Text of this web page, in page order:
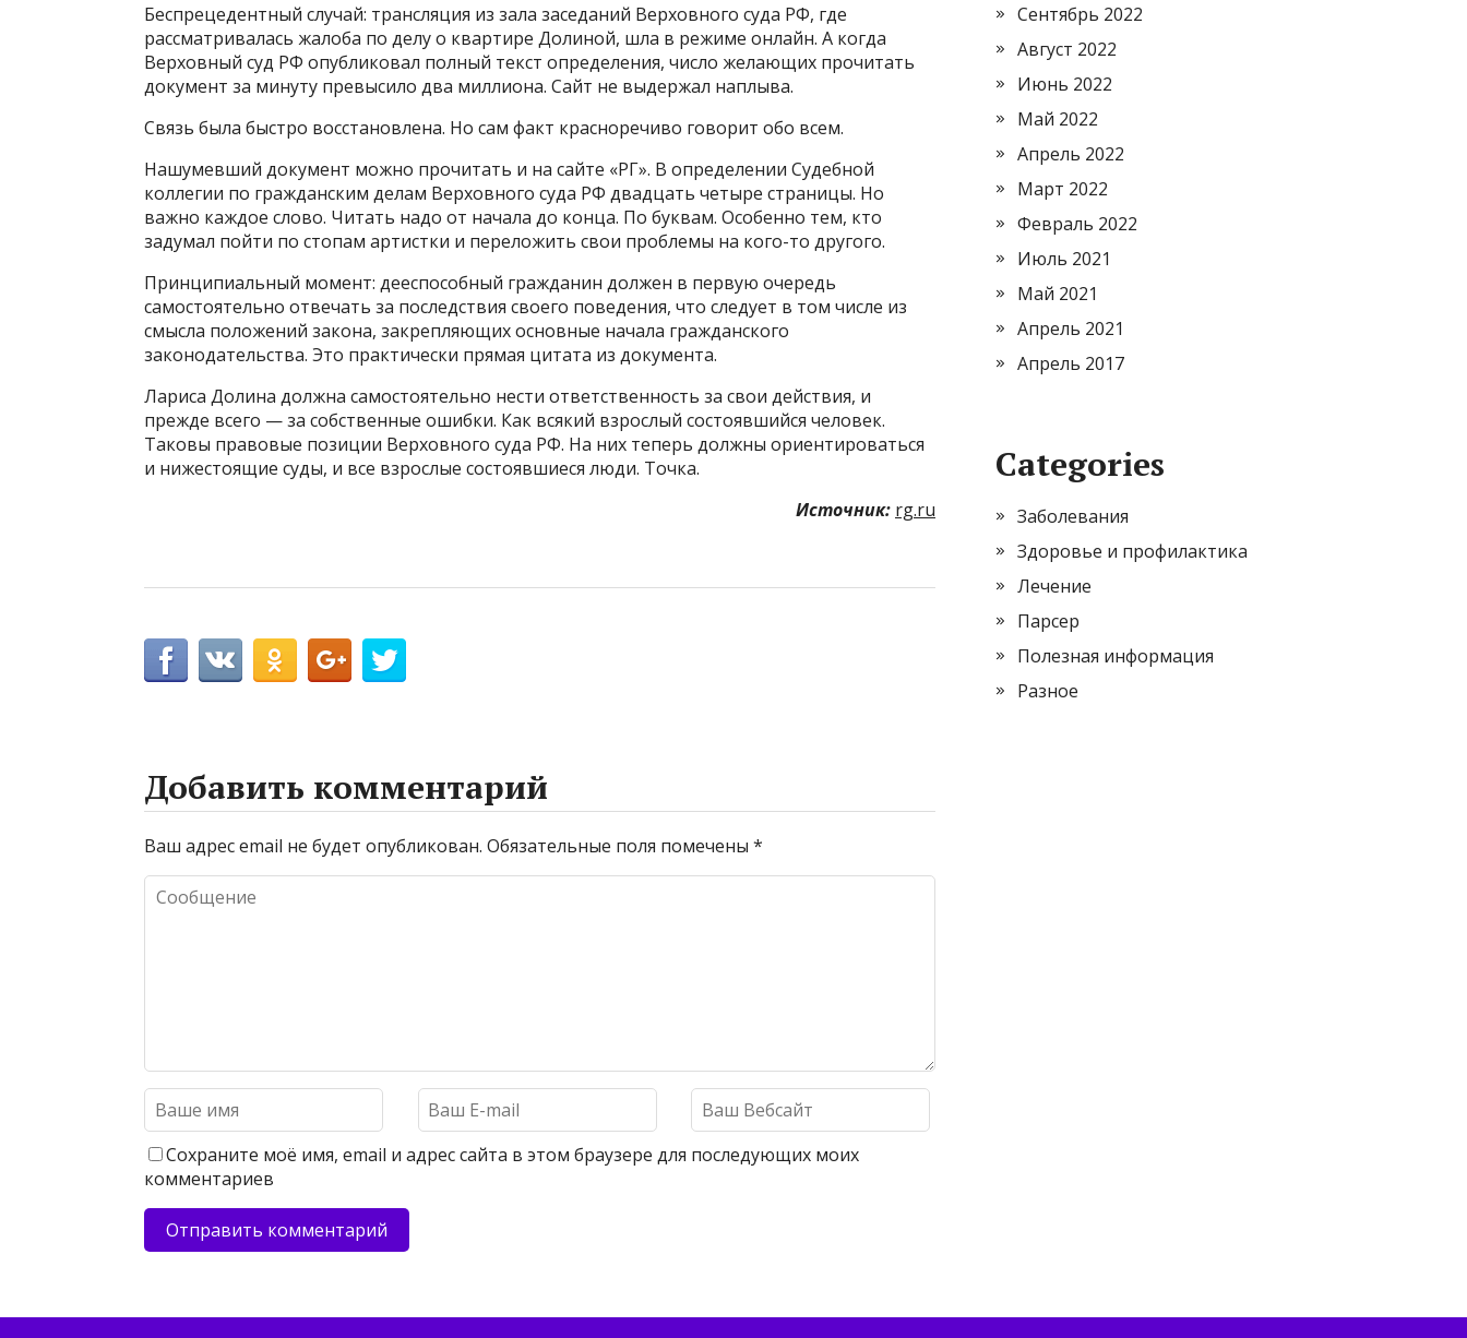
Беспрецедентный случай: трансляция из зала заседаний Верховного суда РФ, где
рассматривалась жалоба по делу о квартире Долиной, шла в режиме онлайн. А когда
Верховный суд РФ опубликовал полный текст определения, число желающих прочитать
документ за минуту превысило два миллиона. Сайт не выдержал наплыва.
Связь была быстро восстановлена. Но сам факт красноречиво говорит обо всем.
Нашумевший документ можно прочитать и на сайте «РГ». В определении Судебной
коллегии по гражданским делам Верховного суда РФ двадцать четыре страницы. Но
важно каждое слово. Читать надо от начала до конца. По буквам. Особенно тем, кто
задумал пойти по стопам артистки и переложить свои проблемы на кого-то другого.
Принципиальный момент: дееспособный гражданин должен в первую очередь
самостоятельно отвечать за последствия своего поведения, что следует в том числе из
смысла положений закона, закрепляющих основные начала гражданского
законодательства. Это практически прямая цитата из документа.
Лариса Долина должна самостоятельно нести ответственность за свои действия, и
прежде всего — за собственные ошибки. Как всякий взрослый состоявшийся человек.
Таковы правовые позиции Верховного суда РФ. На них теперь должны ориентироваться
и нижестоящие суды, и все взрослые состоявшиеся люди. Точка.
Источник: rg.ru
Добавить комментарий
Ваш адрес email не будет опубликован. Обязательные поля помечены *
Сохраните моё имя, email и адрес сайта в этом браузере для последующих моих
комментариев
Сентябрь 2022
Август 2022
Июнь 2022
Май 2022
Апрель 2022
Март 2022
Февраль 2022
Июль 2021
Май 2021
Апрель 2021
Апрель 2017
Categories
Заболевания
Здоровье и профилактика
Лечение
Парсер
Полезная информация
Разное